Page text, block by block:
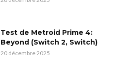
Test de Metroid Prime 4:
Beyond (Switch 2, Switch)
20 décembre 2025